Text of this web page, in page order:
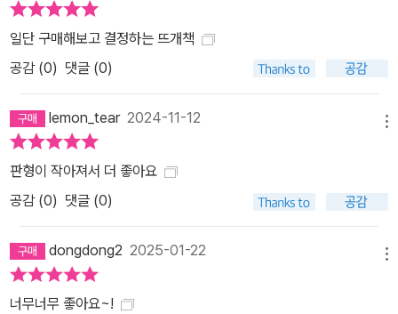
일단 구매해보고 결정하는 뜨개책
공감 (0) 댓글 (0)
lemon_tear2024-11-12
판형이 작아져서 더 좋아요
공감 (0) 댓글 (0)
dongdong2 2025-01-22
너무너무 좋아요~!